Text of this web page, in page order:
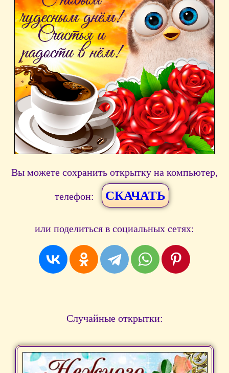
Вы можете сохранить открытку на компьютер,
телефон: СКАЧАТЬ
или поделиться в социальных сетях:
Случайные открытки: